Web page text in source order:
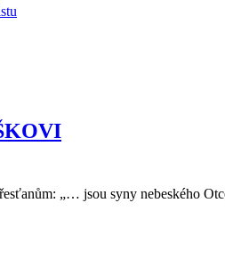
„… jsou syny nebeského